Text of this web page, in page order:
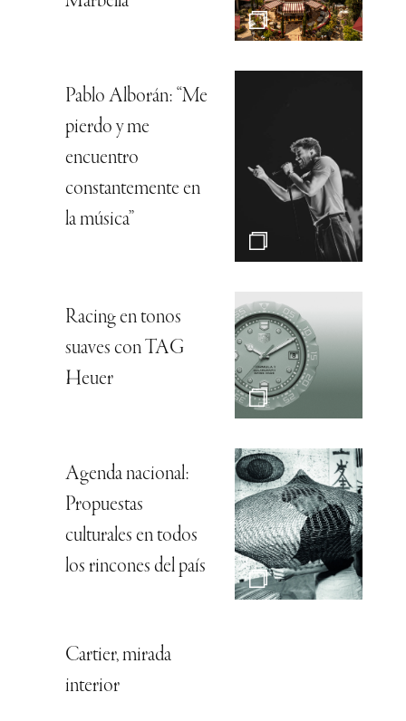
Pablo Alborán: “Me
pierdo y me
encuentro
constantemente en
la música”
Racing en tonos
suaves con TAG
Heuer
Agenda nacional:
Propuestas
culturales en todos
los rincones del país
Cartier, mirada
interior